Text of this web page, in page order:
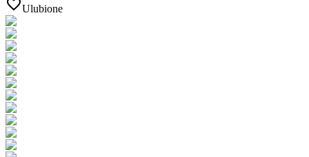
Ulubione